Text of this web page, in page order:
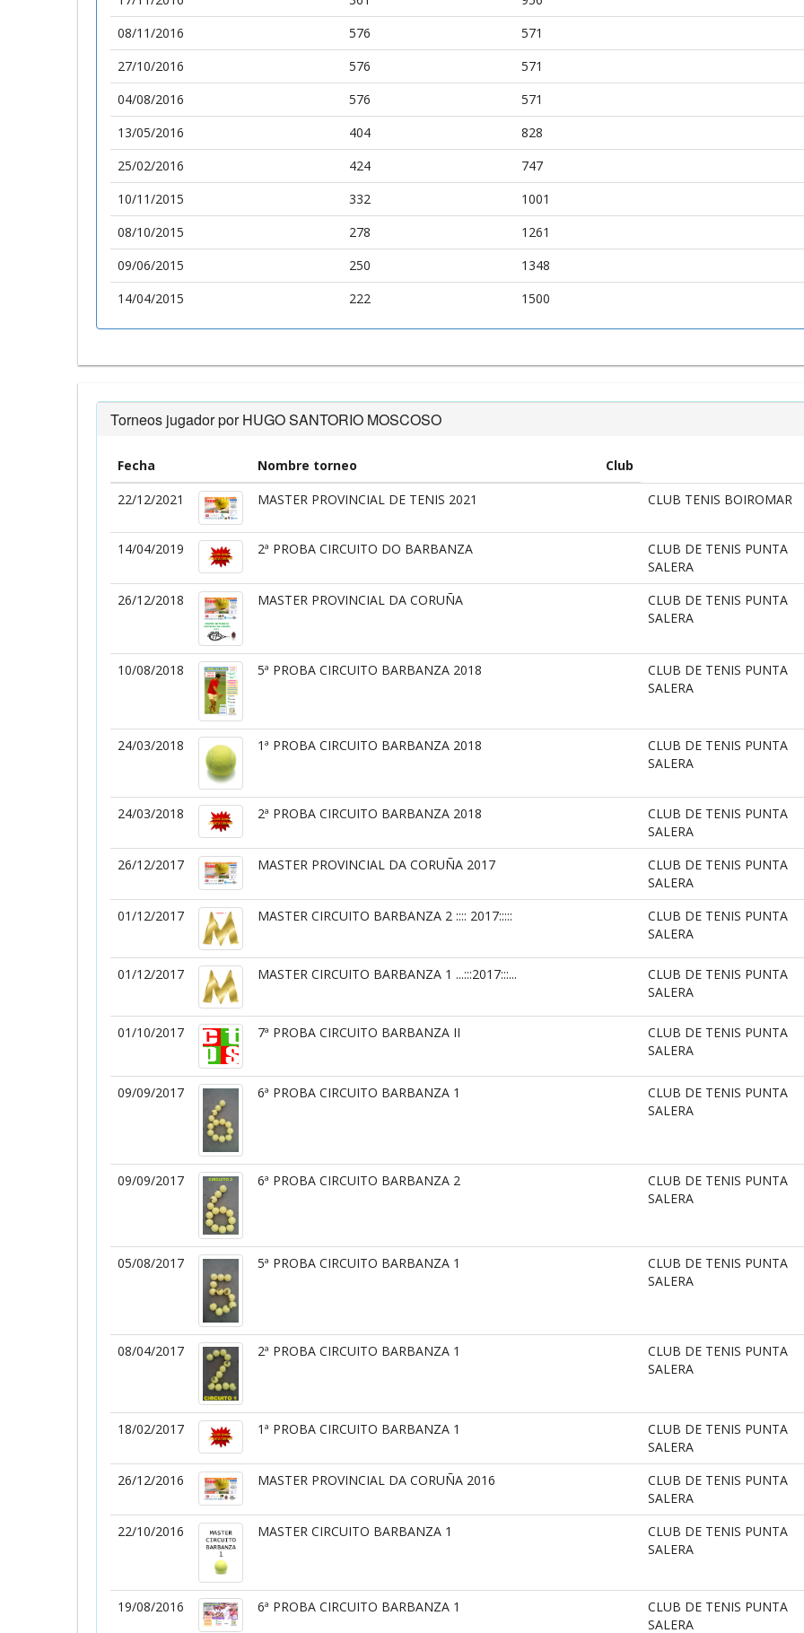
08/11/2016
576
571
27/10/2016
576
571
04/08/2016
576
571
13/05/2016
404
828
25/02/2016
424
747
10/11/2015
332
1001
08/10/2015
278
1261
09/06/2015
250
1348
14/04/2015
222 1500
Torneos jugador por HUGO SANTORIO MOSCOSO
Fecha Nombre torneo
Club
22/12/2021
MASTER PROVINCIAL DE TENIS 2021 CLUB TENIS BOIROMAR
14/04/2019 2ª PROBA CIRCUITO DO BARBANZA
CLUB DE TENIS PUNTA
SALERA
26/12/2018
MASTER PROVINCIAL DA CORUÑA
CLUB DE TENIS PUNTA
SALERA
10/08/2018 5ª PROBA CIRCUITO BARBANZA 2018
CLUB DE TENIS PUNTA
SALERA
24/03/2018 1ª PROBA CIRCUITO BARBANZA 2018
CLUB DE TENIS PUNTA
SALERA
24/03/2018 2ª PROBA CIRCUITO BARBANZA 2018
CLUB DE TENIS PUNTA
SALERA
26/12/2017
MASTER PROVINCIAL DA CORUÑA 2017
CLUB DE TENIS PUNTA
SALERA
01/12/2017
MASTER CIRCUITO BARBANZA 2 :::: 2017:::::
CLUB DE TENIS PUNTA
SALERA
01/12/2017 MASTER CIRCUITO BARBANZA 1 ...:::2017:::...
CLUB DE TENIS PUNTA
SALERA
01/10/2017 7ª PROBA CIRCUITO BARBANZA II
CLUB DE TENIS PUNTA
SALERA
09/09/2017 6ª PROBA CIRCUITO BARBANZA 1
CLUB DE TENIS PUNTA
SALERA
09/09/2017 6ª PROBA CIRCUITO BARBANZA 2
CLUB DE TENIS PUNTA
SALERA
05/08/2017 5ª PROBA CIRCUITO BARBANZA 1
CLUB DE TENIS PUNTA
SALERA
08/04/2017 2ª PROBA CIRCUITO BARBANZA 1
CLUB DE TENIS PUNTA
SALERA
18/02/2017 1ª PROBA CIRCUITO BARBANZA 1
CLUB DE TENIS PUNTA
SALERA
26/12/2016
MASTER PROVINCIAL DA CORUÑA 2016
CLUB DE TENIS PUNTA
SALERA
22/10/2016
MASTER CIRCUITO BARBANZA 1
CLUB DE TENIS PUNTA
SALERA
19/08/2016 6ª PROBA CIRCUITO BARBANZA 1
CLUB DE TENIS PUNTA
SALERA